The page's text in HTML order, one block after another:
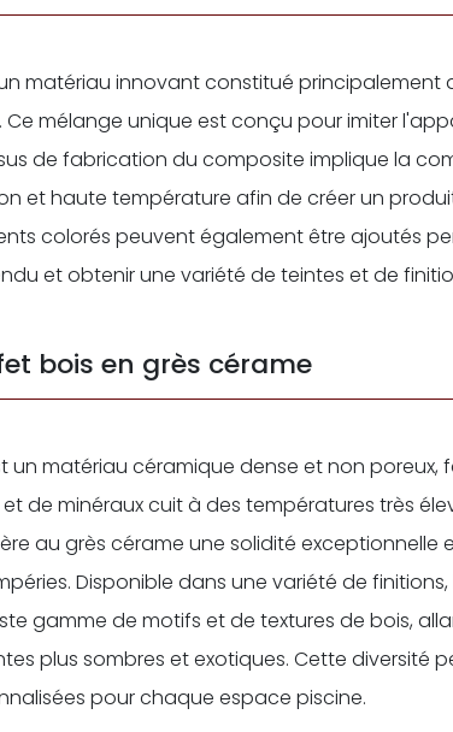
matériau innovant constitué principalement
Ce mélange unique est conçu pour imiter
de fabrication du composite implique la
et haute température afin de créer un
colorés peuvent également être ajoutés
et obtenir une variété de teintes et de
bois en grès cérame
un matériau céramique dense et non poreux,
de minéraux cuit à des températures très
au grès cérame une solidité exceptionnelle
Disponible dans une variété de
gamme de motifs et de textures de bois,
plus sombres et exotiques. Cette diversité
pour chaque espace piscine.